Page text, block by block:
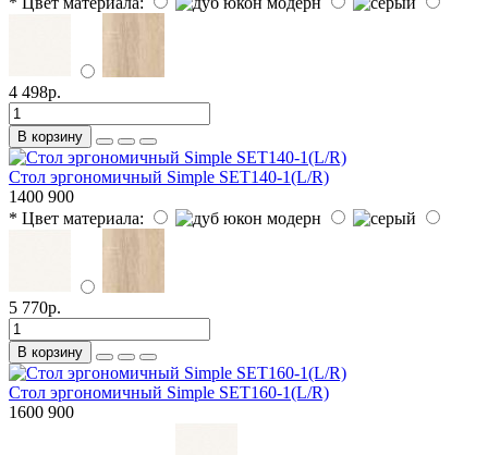
4 498р.
В корзину
Стол эргономичный Simple SET140-1(L/R)
1400 900
* Цвет материала:
5 770р.
В корзину
Стол эргономичный Simple SET160-1(L/R)
1600 900